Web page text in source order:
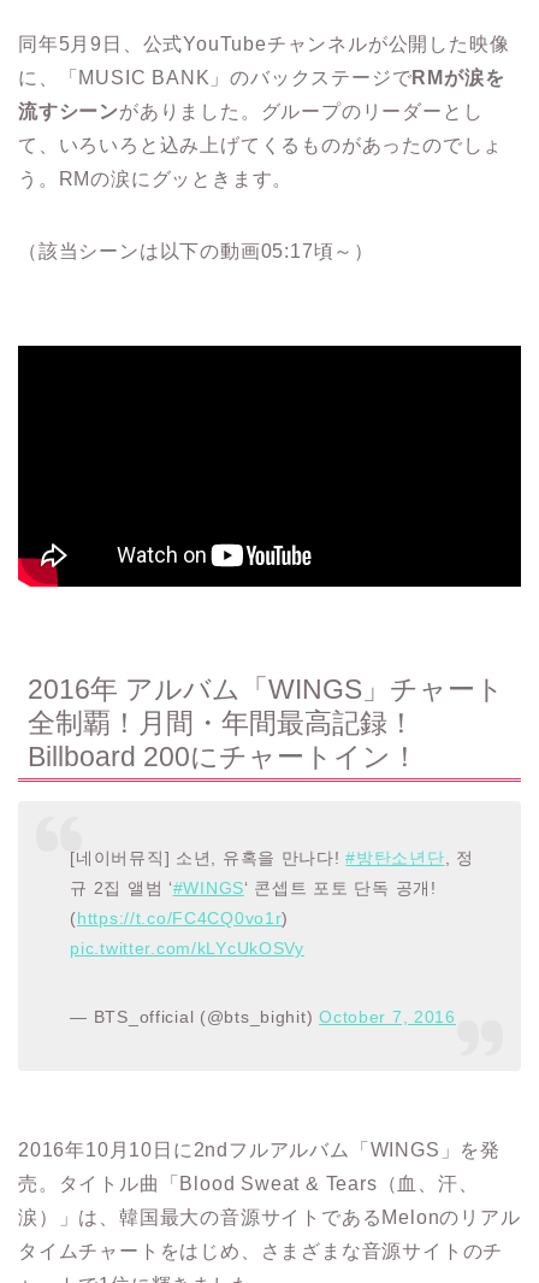
同年5月9日、公式YouTubeチャンネルが公開した映像
に、「MUSIC BANK」のバックステージでRMが涙を
流すシーンがありました。グループのリーダーとし
て、いろいろと込み上げてくるものがあったのでしょ
う。RMの涙にグッときます。
（該当シーンは以下の動画05:17頃～）
2016年 アルバム「WINGS」チャート
全制覇！月間・年間最高記録！
Billboard 200にチャートイン！
[네이버뮤직] 소년, 유혹을 만나다!#방탄소년단 , 정
규 2집 앨범 ‘#WINGS‘ 콘셉트 포토 단독 공개!
(https://t.co/FC4CQ0vo1r)
pic.twitter.com/kLYcUkOSVy
— BTS_official (@bts_bighit)October 7, 2016
2016年10月10日に2ndフルアルバム「WINGS」を発
売。タイトル曲「Blood Sweat & Tears（血、汗、
涙）」は、韓国最大の音源サイトであるMelonのリアル
タイムチャートをはじめ、さまざまな音源サイトのチ